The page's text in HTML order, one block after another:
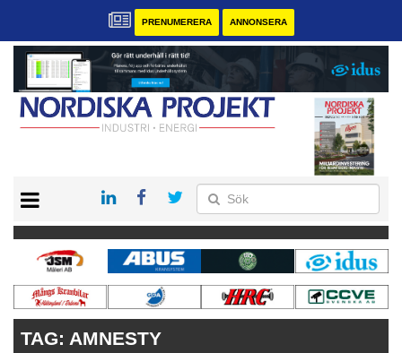
PRENUMERERA ANNONSERA
KONTAKT
VÅRA ANDRA MAGASIN
PRENUMERERA
ANNONSERA
TAG: AMNESTY